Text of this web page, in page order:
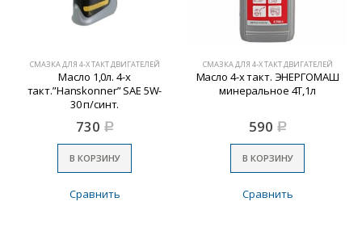
СМАЗКА ДЛЯ 4-Х ТАКТ.ДВИГАТЕЛЕЙ
Масло 1,0л. 4-х
такт.”Hanskonner” SAE 5W-
30 п/синт.
730 Р
В КОРЗИНУ
Сравнить
СМАЗКА ДЛЯ 4-Х ТАКТ.ДВИГАТЕЛЕЙ
Масло 4-х такт. ЭНЕРГОМАШ
минеральное 4Т,1л
590 Р
В КОРЗИНУ
Сравнить